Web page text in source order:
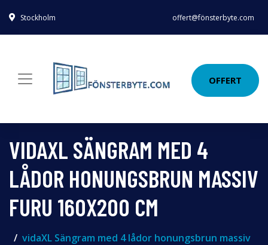
Stockholm offert@fönsterbyte.com
OFFERT
VIDAXL SÄNGRAM MED 4
LÅDOR HONUNGSBRUN MASSIV
FURU 160X200 CM
vidaXL Sängram med 4 lådor honungsbrun massiv